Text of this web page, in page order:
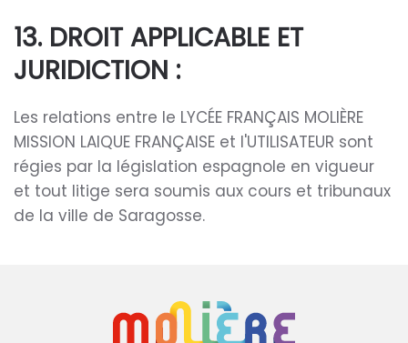
13. DROIT APPLICABLE ET
JURIDICTION :
Les relations entre le LYCÉE FRANÇAIS MOLIÈRE
MISSION LAIQUE FRANÇAISE et l'UTILISATEUR sont
régies par la législation espagnole en vigueur
et tout litige sera soumis aux cours et tribunaux
de la ville de Saragosse.